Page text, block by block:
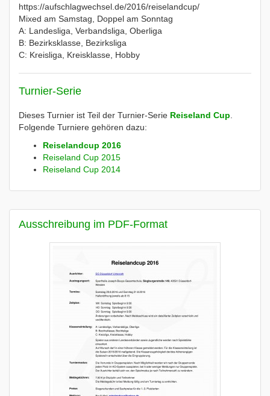
https://aufschlagwechsel.de/2016/reiselandcup/
Mixed am Samstag, Doppel am Sonntag
A: Landesliga, Verbandsliga, Oberliga
B: Bezirksklasse, Bezirksliga
C: Kreisliga, Kreisklasse, Hobby
Turnier-Serie
Dieses Turnier ist Teil der Turnier-Serie Reiseland Cup
Folgende Turniere gehören dazu:
Reiselandcup 2016
Reiseland Cup 2015
Reiseland Cup 2014
Ausschreibung im PDF-Format